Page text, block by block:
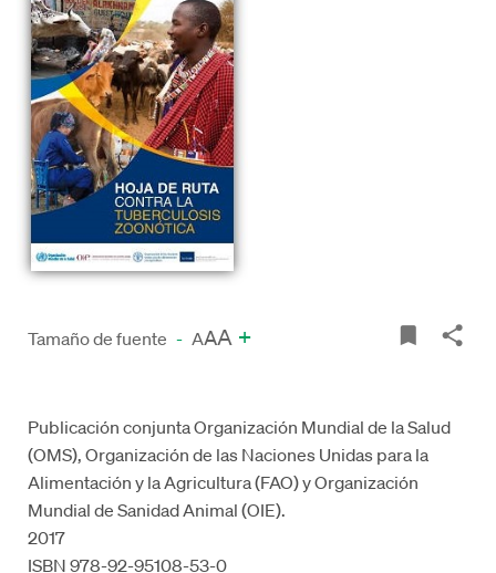
Tamaño de fuente - AAA +
Publicación conjunta Organización Mundial de la Salud
(OMS), Organización de las Naciones Unidas para la
Alimentación y la Agricultura (FAO) y Organización
Mundial de Sanidad Animal (OIE).
2017
ISBN 978-92-95108-53-0